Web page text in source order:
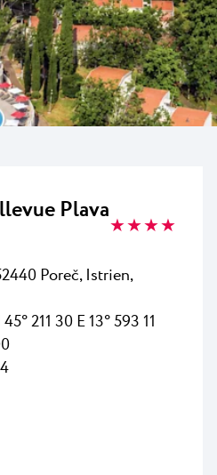
Plava★ ★ ★ ★
Poreč, Istrien,
211 30 E 13° 593 11